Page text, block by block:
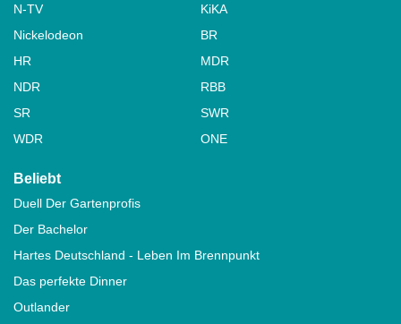
N-TV
KiKA
Nickelodeon
BR
HR
MDR
NDR
RBB
SR
SWR
WDR
ONE
Beliebt
Duell Der Gartenprofis
Der Bachelor
Hartes Deutschland - Leben Im Brennpunkt
Das perfekte Dinner
Outlander